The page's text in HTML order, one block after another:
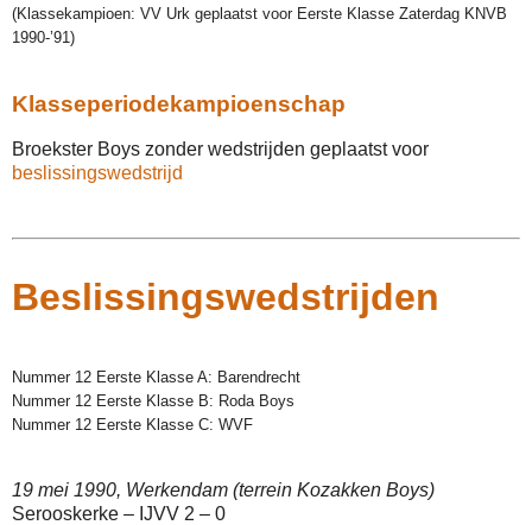
(Klassekampioen: VV Urk geplaatst voor Eerste Klasse Zaterdag KNVB
1990-’91)
Klasseperiodekampioenschap
Broekster Boys zonder wedstrijden geplaatst voor
beslissingswedstrijd
Beslissingswedstrijden
Nummer 12 Eerste Klasse A: Barendrecht
Nummer 12 Eerste Klasse B: Roda Boys
Nummer 12 Eerste Klasse C: WVF
19 mei 1990, Werkendam (terrein Kozakken Boys)
Serooskerke – IJVV 2 – 0